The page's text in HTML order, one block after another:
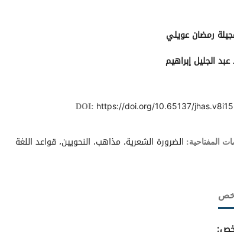
رمضان عويلي
الجليل إبراهيم
DOI: https://doi.org/10.65137/
المفتاحية: الضرورة الشعرية، مذاهب، النحويين، قواعد اللغة